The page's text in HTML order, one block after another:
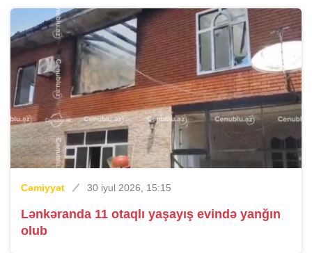
Cəmiyyət 30 iyul 2026, 15:15
Lənkəranda 11 otaqlı yaşayış evində yanğın
olub